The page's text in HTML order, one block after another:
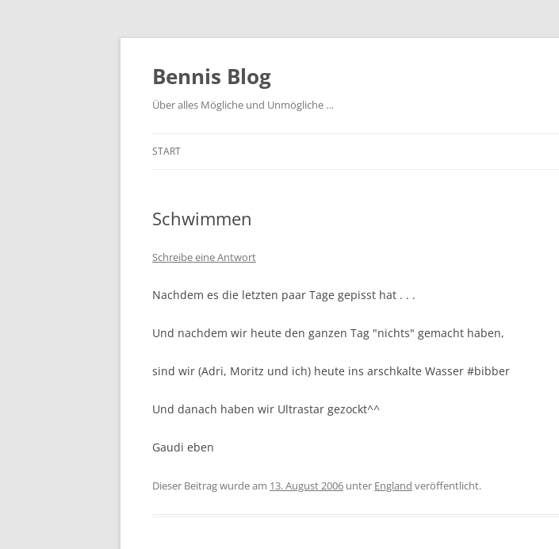
Zum
Bennis Blog
Über alles Mögliche und Unmögliche …
START
Schwimmen
Schreibe eine Antwort
Nachdem es die letzten paar Tage gepisst hat . . .
Und nachdem wir heute den ganzen Tag "nichts" gemacht haben,
sind wir (Adri, Moritz und ich) heute ins arschkalte Wasser #bibber
Und danach haben wir Ultrastar gezockt^^
Gaudi eben
Dieser Beitrag wurde am 13. August 2006 unter England veröffentlicht.